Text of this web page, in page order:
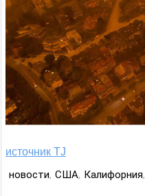
источник TJ
новости, США, Калифорния,